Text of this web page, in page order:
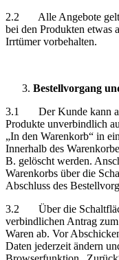
2.2 Alle Angebote
bei den Produkten etwas
Irrtümer vorbehalten.
Bestellvorgang
3.1 Der Kunde kann
Produkte unverbindlich
„In den Warenkorb“ in
Innerhalb des
B. gelöscht werden.
Warenkorbs über die
Abschluss des
3.2 Über die
verbindlichen Antrag
Waren ab. Vor
Daten jederzeit ändern